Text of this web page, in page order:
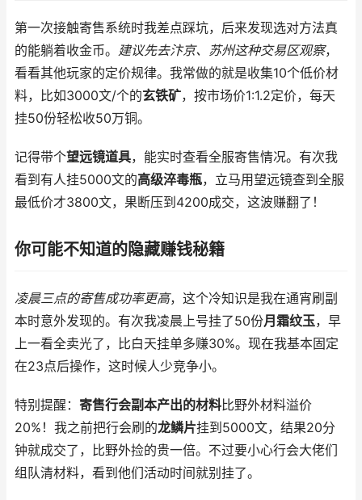
第一次接触寄售系统时我差点踩坑，后来发现选对方法真
的能躺着收金币。 建议先去汴京、苏州这种交易区观察，
看看其他玩家的定价规律。我常做的就是收集10个低价材
料，比如3000文/个的玄铁矿，按市场价1:1.2定价，每天
挂50份轻松收50万铜。
记得带个望远镜道具，能实时查看全服寄售情况。有次我
看到有人挂5000文的高级淬毒瓶，立马用望远镜查到全服
最低价才3800文，果断压到4200成交，这波赚翻了！
你可能不知道的隐藏赚钱秘籍
凌晨三点的寄售成功率更高，这个冷知识是我在通宵刷副
本时意外发现的。有次我凌晨上号挂了50份月霜纹玉，早
上一看全卖光了，比白天挂单多赚30%。现在我基本固定
在23点后操作，这时候人少竞争小。
特别提醒： 寄售行会副本产出的材料比野外材料溢价
20%！我之前把行会刷的龙鳞片挂到5000文，结果20分
钟就成交了，比野外捡的贵一倍。不过要小心行会大佬们
组队清材料，看到他们活动时间就别挂了。